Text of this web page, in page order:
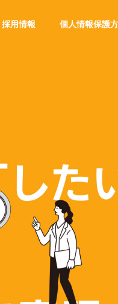
採用情報 個人情報保護
AGENCY
ジタル
サスティナビリティ